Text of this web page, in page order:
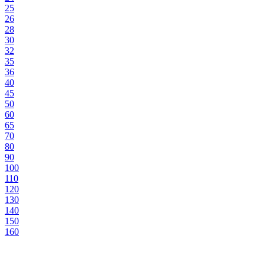
25
26
28
30
32
35
36
40
45
50
60
65
70
80
90
100
110
120
130
140
150
160